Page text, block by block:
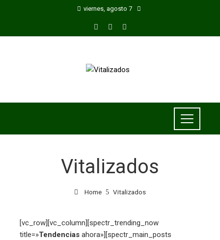
viernes, agosto 7
Vitalizados
Home Vitalizados
[vc_row][vc_column][spectr_trending_now
title=»Tendencias ahora»][spectr_main_posts